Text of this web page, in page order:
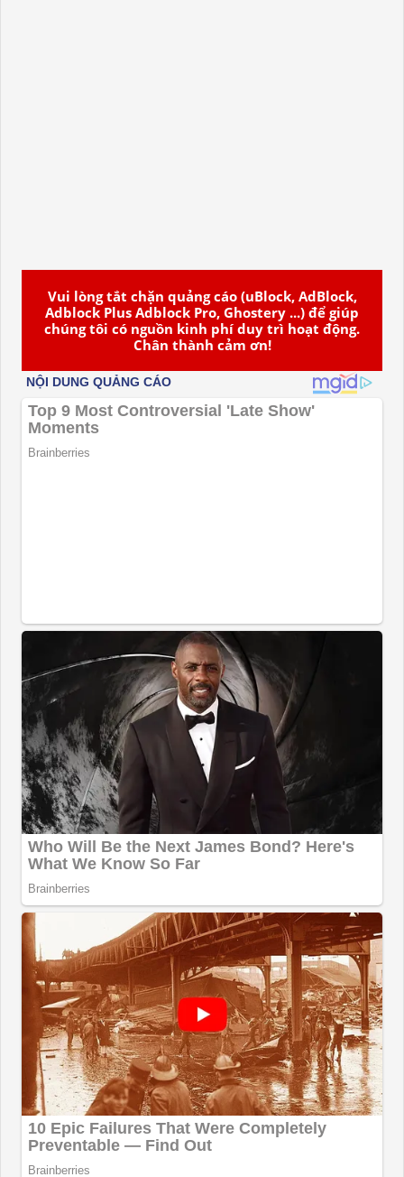
Vui lòng tắt chặn quảng cáo (uBlock, AdBlock,
Adblock Plus Adblock Pro, Ghostery ...) để giúp
chúng tôi có nguồn kinh phí duy trì hoạt động.
Chân thành cảm ơn!